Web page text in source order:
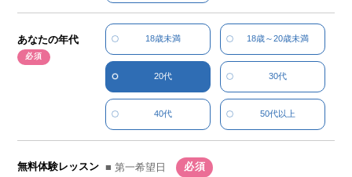
あなたの年代 18歳未満 18歳～20歳未満
20代 30代
40代 50代以上
無料体験レッスン
■ 第一希望日